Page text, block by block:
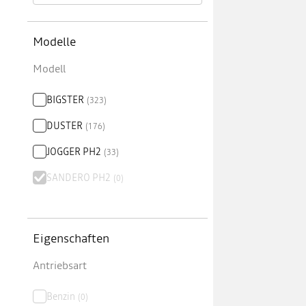
Modelle
Modell
BIGSTER (323)
DUSTER (176)
JOGGER PH2 (33)
SANDERO PH2 (0)
Eigenschaften
Antriebsart
Benzin (0)